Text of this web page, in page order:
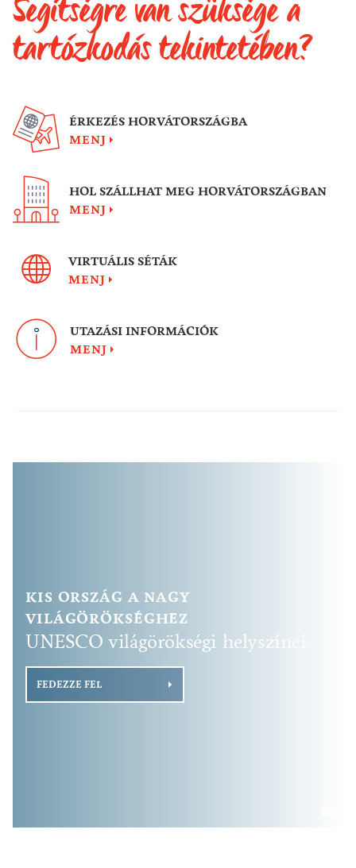
tartózkodás tekintetében?
ÉRKEZÉS HORVÁTORSZÁGBA
MENJ
HOL SZÁLLHAT MEG HORVÁTORSZÁGBAN
MENJ
VIRTUÁLIS SÉTÁK
MENJ
UTAZÁSI INFORMÁCIÓK
MENJ
KIS ORSZÁG A NAGY
VILÁGÖRÖKSÉGHEZ
UNESCO világörökségi helyszínei
FEDEZZE FEL